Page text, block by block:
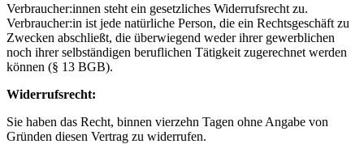
Verbraucher:innen steht ein gesetzliches Widerrufsrecht zu.
Verbraucher:in ist jede natürliche Person, die ein Rechtsgeschäft zu
Zwecken abschließt, die überwiegend weder ihrer gewerblichen
noch ihrer selbständigen beruflichen Tätigkeit zugerechnet werden
können (§ 13 BGB).
Widerrufsrecht:
Sie haben das Recht, binnen vierzehn Tagen ohne Angabe von
Gründen diesen Vertrag zu widerrufen.